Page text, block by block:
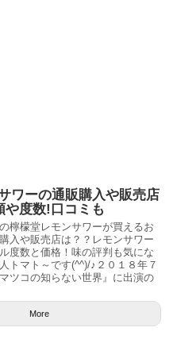
ワーの通販購入や販売店
や度数!口コミも
檸檬堂レモンサワーが買えるお
入や販売店は？？レモンサワー
度数と価格！味の評判も気にな
トマト～です(^^)/♪２０１８年７
ツコの知らない世界』に出演の
More